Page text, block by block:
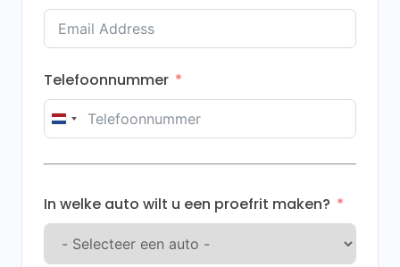
Telefoonnummer
Netherlands
In welke auto wilt u een proefrit maken?